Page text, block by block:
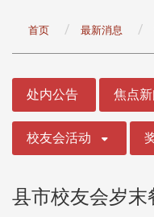
首页 最新消息
处内公告 焦点
校友会活动
县市校友会岁末